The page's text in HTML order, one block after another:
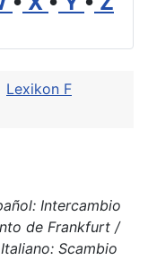
Lexikon F
Intercambio
de Frankfurt /
Scambio